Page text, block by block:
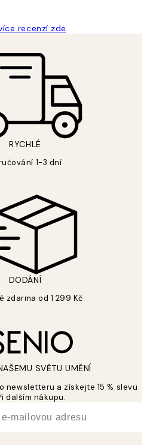
recenzí zde
RYCHLÉ
1-3 dní
DODÁNÍ
zdarma od 1 299 Kč
SVĚTU UMĚNÍ
newsletteru a získejte 15 % slevu
dalším nákupu.